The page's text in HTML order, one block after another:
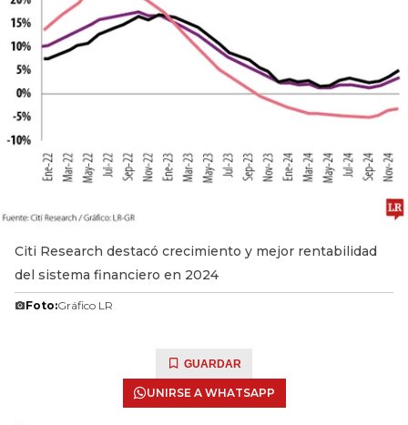
Citi Research destacó crecimiento y mejor rentabilidad
del sistema financiero en 2024
Foto:Gráfico LR
GUARDAR
UNIRSE A WHATSAPP